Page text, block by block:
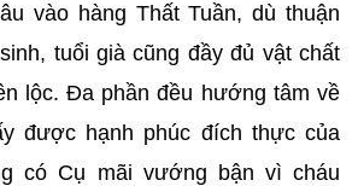
vào hàng Thất Tuần, dù thuận
tuổi già cũng đầy đủ vật chất
lộc. Đa phần đều hướng tâm về
được hạnh phúc đích thực của
có Cụ mãi vướng bận vì cháu